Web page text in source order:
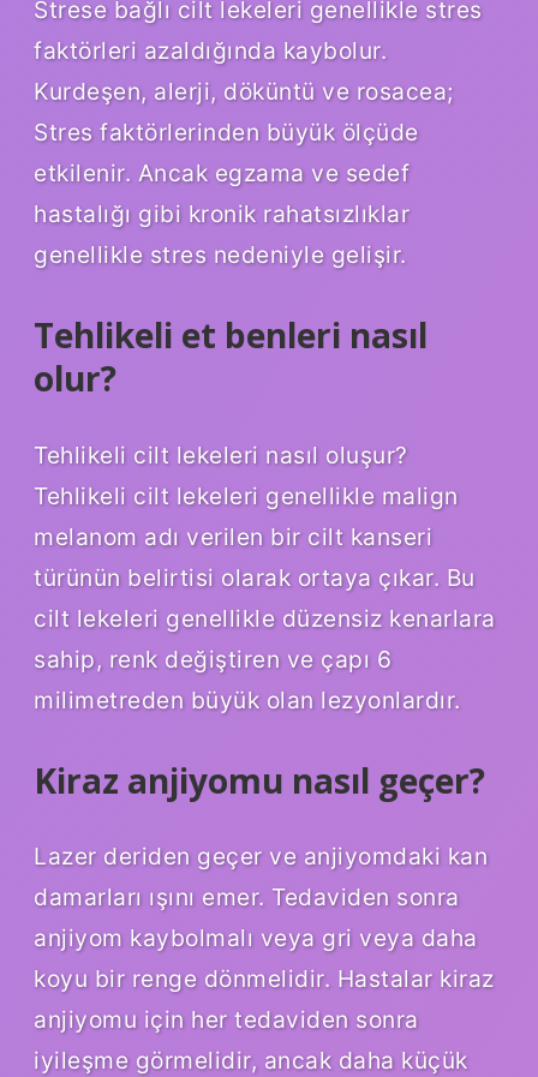
Strese bağlı cilt lekeleri genellikle stres
faktörleri azaldığında kaybolur.
Kurdeşen, alerji, döküntü ve rosacea;
Stres faktörlerinden büyük ölçüde
etkilenir. Ancak egzama ve sedef
hastalığı gibi kronik rahatsızlıklar
genellikle stres nedeniyle gelişir.
Tehlikeli et benleri nasıl
olur?
Tehlikeli cilt lekeleri nasıl oluşur?
Tehlikeli cilt lekeleri genellikle malign
melanom adı verilen bir cilt kanseri
türünün belirtisi olarak ortaya çıkar. Bu
cilt lekeleri genellikle düzensiz kenarlara
sahip, renk değiştiren ve çapı 6
milimetreden büyük olan lezyonlardır.
Kiraz anjiyomu nasıl geçer?
Lazer deriden geçer ve anjiyomdaki kan
damarları ışını emer. Tedaviden sonra
anjiyom kaybolmalı veya gri veya daha
koyu bir renge dönmelidir. Hastalar kiraz
anjiyomu için her tedaviden sonra
iyileşme görmelidir, ancak daha küçük